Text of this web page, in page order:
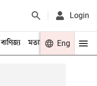
Login
বাণিজ্য মতামত খেলা
Eng